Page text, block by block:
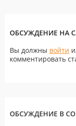
ОБСУЖДЕНИЕ НА
Вы должны войти
комментировать
ОБСУЖДЕНИЕ В